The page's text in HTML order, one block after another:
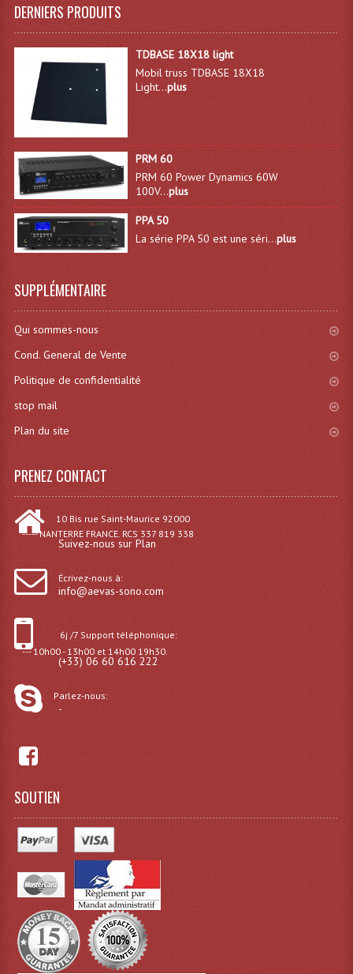
Micros De Studio
Microphones De Surface
Peripheriques Traitements Et Accessoires
Portes Voix Mégaphones
Pupitre Pour Discours
Samplers, Échantillonneurs
Système Sans Fil In-Ear Monitoring
Controleurs DJ USB / MP3
Lumière
Boules À Facettes
Electronique Commande Light
Blocs De Puissance
Chenillards Modulateurs
Consoles Éclairage DMX
DERNIERS PRODUITS
TDBASE 18X18 light
Mobil truss TDBASE 18X18
Light...plus
PRM 60
PRM 60 Power Dynamics 60W
100V...plus
PPA 50
La série PPA 50 est une séri...plus
SUPPLÉMENTAIRE
Qui sommes-nous
Cond. General de Vente
Politique de confidentialité
stop mail
Plan du site
PRENEZ CONTACT
10 Bis rue Saint-Maurice 92000
----- NANTERRE FRANCE. RCS 337 819 338
Suivez-nous sur Plan
Écrivez-nous à:
info@aevas-sono.com
6j /7 Support téléphonique:
--- 10h00 - 13h00 et 14h00 19h30.
(+33) 06 60 616 222
Parlez-nous:
-
SOUTIEN